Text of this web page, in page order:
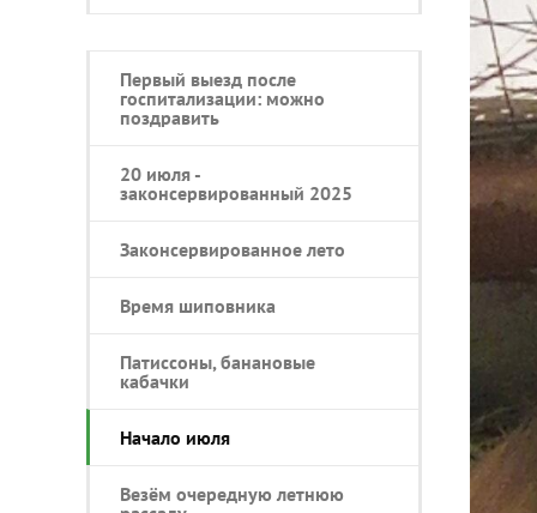
Первый выезд после
госпитализации: можно
поздравить
20 июля -
законсервированный 2025
Законсервированное лето
Время шиповника
Патиссоны, банановые
кабачки
Начало июля
Везём очередную летнюю